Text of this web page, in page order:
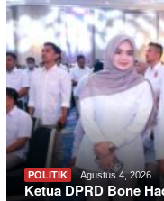
POLITIK Agustus 4, 2026
Ketua DPRD Bone